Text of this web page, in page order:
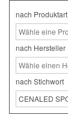
nach Produktart
nach Hersteller
nach Stichwort